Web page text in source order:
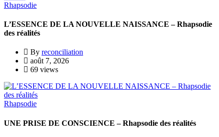
Rhapsodie
L’ESSENCE DE LA NOUVELLE NAISSANCE – Rhapsodie
des réalités
By reconciliation
août 7, 2026
69 views
Rhapsodie
UNE PRISE DE CONSCIENCE – Rhapsodie des réalités